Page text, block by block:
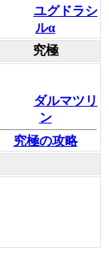
ユグドラシ
ルα
究極
ダルマツリ
ン
究極の攻略